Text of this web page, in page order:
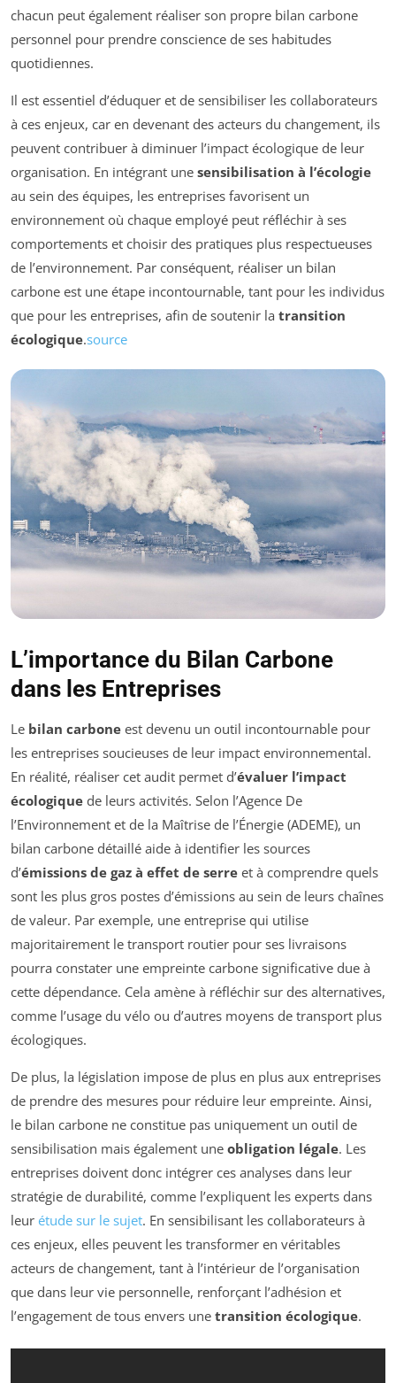
chacun peut également réaliser son propre bilan carbone
personnel pour prendre conscience de ses habitudes
quotidiennes.
Il est essentiel d’éduquer et de sensibiliser les collaborateurs
à ces enjeux, car en devenant des acteurs du changement, ils
peuvent contribuer à diminuer l’impact écologique de leur
organisation. En intégrant une sensibilisation à l’écologie
au sein des équipes, les entreprises favorisent un
environnement où chaque employé peut réfléchir à ses
comportements et choisir des pratiques plus respectueuses
de l’environnement. Par conséquent, réaliser un bilan
carbone est une étape incontournable, tant pour les individus
que pour les entreprises, afin de soutenir la transition
écologique.source
L’importance du Bilan Carbone
dans les Entreprises
Le bilan carbone est devenu un outil incontournable pour
les entreprises soucieuses de leur impact environnemental.
En réalité, réaliser cet audit permet d’évaluer l’impact
écologique de leurs activités. Selon l’Agence De
l’Environnement et de la Maîtrise de l’Énergie (ADEME), un
bilan carbone détaillé aide à identifier les sources
d’émissions de gaz à effet de serre et à comprendre quels
sont les plus gros postes d’émissions au sein de leurs chaînes
de valeur. Par exemple, une entreprise qui utilise
majoritairement le transport routier pour ses livraisons
pourra constater une empreinte carbone significative due à
cette dépendance. Cela amène à réfléchir sur des alternatives,
comme l’usage du vélo ou d’autres moyens de transport plus
écologiques.
De plus, la législation impose de plus en plus aux entreprises
de prendre des mesures pour réduire leur empreinte. Ainsi,
le bilan carbone ne constitue pas uniquement un outil de
sensibilisation mais également une obligation légale. Les
entreprises doivent donc intégrer ces analyses dans leur
stratégie de durabilité, comme l’expliquent les experts dans
leur étude sur le sujet. En sensibilisant les collaborateurs à
ces enjeux, elles peuvent les transformer en véritables
acteurs de changement, tant à l’intérieur de l’organisation
que dans leur vie personnelle, renforçant l’adhésion et
l’engagement de tous envers une transition écologique.